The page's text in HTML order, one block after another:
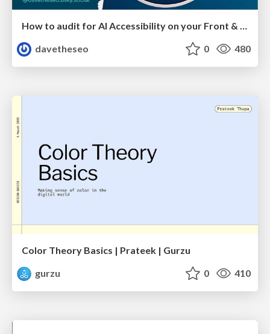
How to audit for AI Accessibility on your Front & Back End
davetheseo
0 480
Color Theory Basics | Prateek | Gurzu
gurzu
0 410